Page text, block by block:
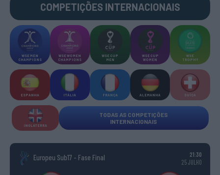
COMPETIÇÕES INTERNACIONAIS
WSE MEN
CHAMPIONS
WSE WOMEN
CHAMPIONS
WSE CUP
MEN
WSE CUP
WOMEN
WSE
TROPHY
ESPANHA ITÁLIA FRANÇA ALEMANHA SUÍÇA
INGLATERRA
TODAS AS COMPETIÇÕES
INTERNACIONAIS
Europeu Sub17 - Fase Final
21:30
25 JULHO